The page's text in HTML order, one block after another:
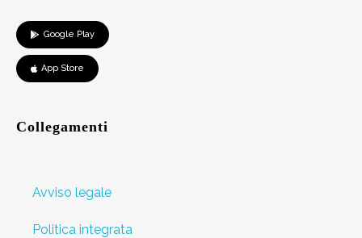
Google Play
App Store
Collegamenti
Avviso legale
Politica integrata